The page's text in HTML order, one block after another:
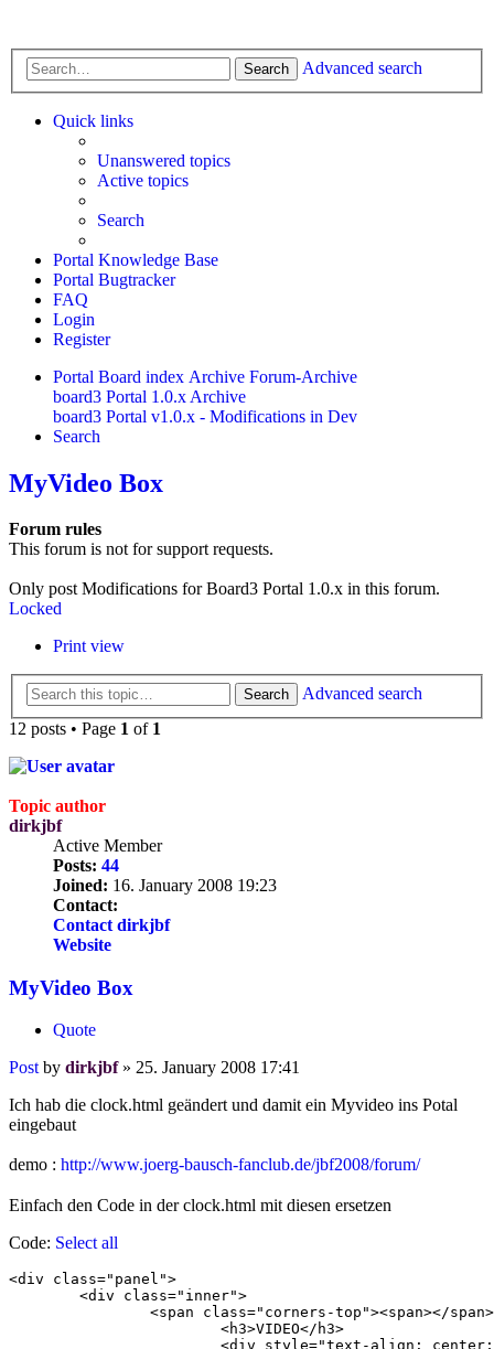
Search Advanced search
Quick links
Unanswered topics
Active topics
Search
Portal Knowledge Base
Portal Bugtracker
FAQ
Login
Register
Portal Board index Archive Forum-Archive
board3 Portal 1.0.x Archive
board3 Portal v1.0.x - Modifications in Dev
Search
MyVideo Box
Forum rules
This forum is not for support requests.
Only post Modifications for Board3 Portal 1.0.x in this forum.
Locked
Print view
Search
Advanced search
12 posts • Page 1 of 1
Topic author
dirkjbf
Active Member
Posts: 44
Joined: 16. January 2008 19:23
Contact:
Contact dirkjbf
Website
MyVideo Box
Quote
Post by dirkjbf» 25. January 2008 17:41
Ich hab die clock.html geändert und damit ein Myvideo ins Potal
eingebaut
demo : http://www.joerg-bausch-fanclub.de/jbf2008/forum/
Einfach den Code in der clock.html mit diesen ersetzen
Code: Select all
<div class="panel">